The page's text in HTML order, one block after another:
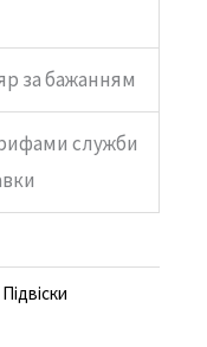
за бажанням
служби
Підвіски